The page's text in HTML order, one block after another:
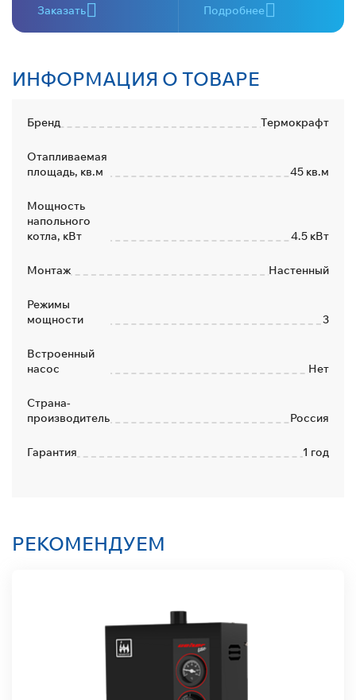
Заказать
Подробнее
ИНФОРМАЦИЯ О ТОВАРЕ
Бренд Термокрафт
Отапливаемая
площадь, кв.м
45 кв.м
Мощность
напольного
котла, кВт
4.5 кВт
Монтаж Настенный
Режимы
мощности
3
Встроенный
насос
Нет
Страна-
производитель
Россия
Гарантия 1 год
РЕКОМЕНДУЕМ